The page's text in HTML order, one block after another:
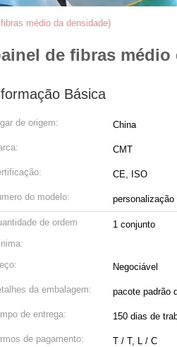
médio da densidade)
de fibras
Básica
de origem: China
CMT
CE, ISO
do modelo: personalização
de ordem
1 conjunto
Negociável
da embalagem: pacote padrão
de entrega: 150 dias de
de pagamento: T / T, L / C